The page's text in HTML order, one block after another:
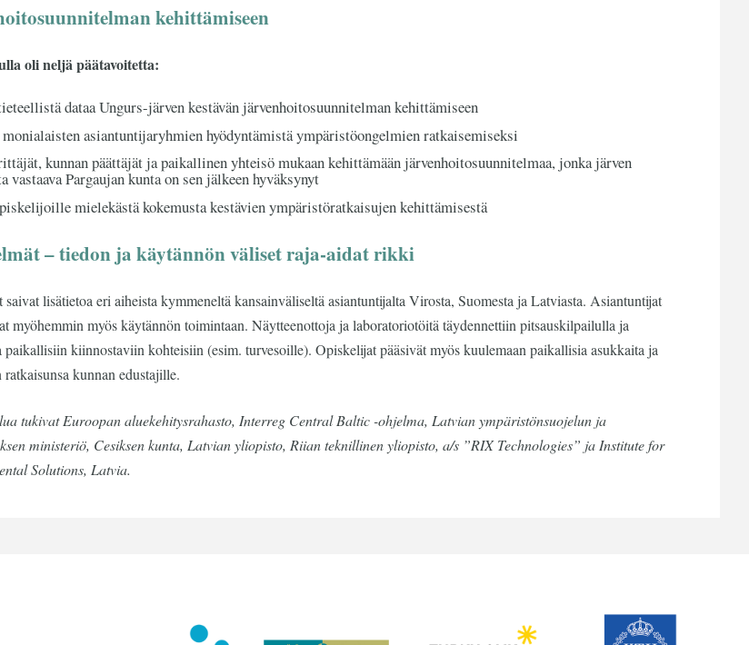
kehittämiseen
oli neljä päätavoitetta:
dataa Ungurs-järven kestävän järvenhoitosuunnitelman kehittämiseen
monialaisten asiantuntijaryhmien hyödyntämistä ympäristöongelmien ratkaisemiseksi
kunnan päättäjät ja paikallinen yhteisö mukaan kehittämään järvenhoitosuunnitelmaa, jonka järven
vastaava Pargaujan kunta on sen jälkeen hyväksynyt
mielekästä kokemusta kestävien ympäristöratkaisujen kehittämisestä
– tiedon ja käytännön väliset raja-aidat rikki
saivat lisätietoa eri aiheista kymmeneltä kansainväliseltä asiantuntijalta Virosta, Suomesta ja Latviasta. Asiantuntijat
myöhemmin myös käytännön toimintaan. Näytteenottoja ja laboratoriotöitä täydennettiin pitsauskilpailulla ja
kiinnostaviin kohteisiin (esim. turvesoille). Opiskelijat pääsivät myös kuulemaan paikallisia asukkaita ja
ratkaisunsa kunnan edustajille.
tukivat Euroopan aluekehitysrahasto, Interreg Central Baltic -ohjelma, Latvian ympäristönsuojelun ja
ministeriö, Cesiksen kunta, Latvian yliopisto, Riian teknillinen yliopisto, a/s ”RIX Technologies” ja Institute for
Solutions, Latvia.